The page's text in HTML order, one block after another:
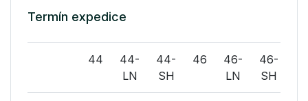
Termín expedice
44
44-
LN
44-
SH
46
46-
LN
46-
SH